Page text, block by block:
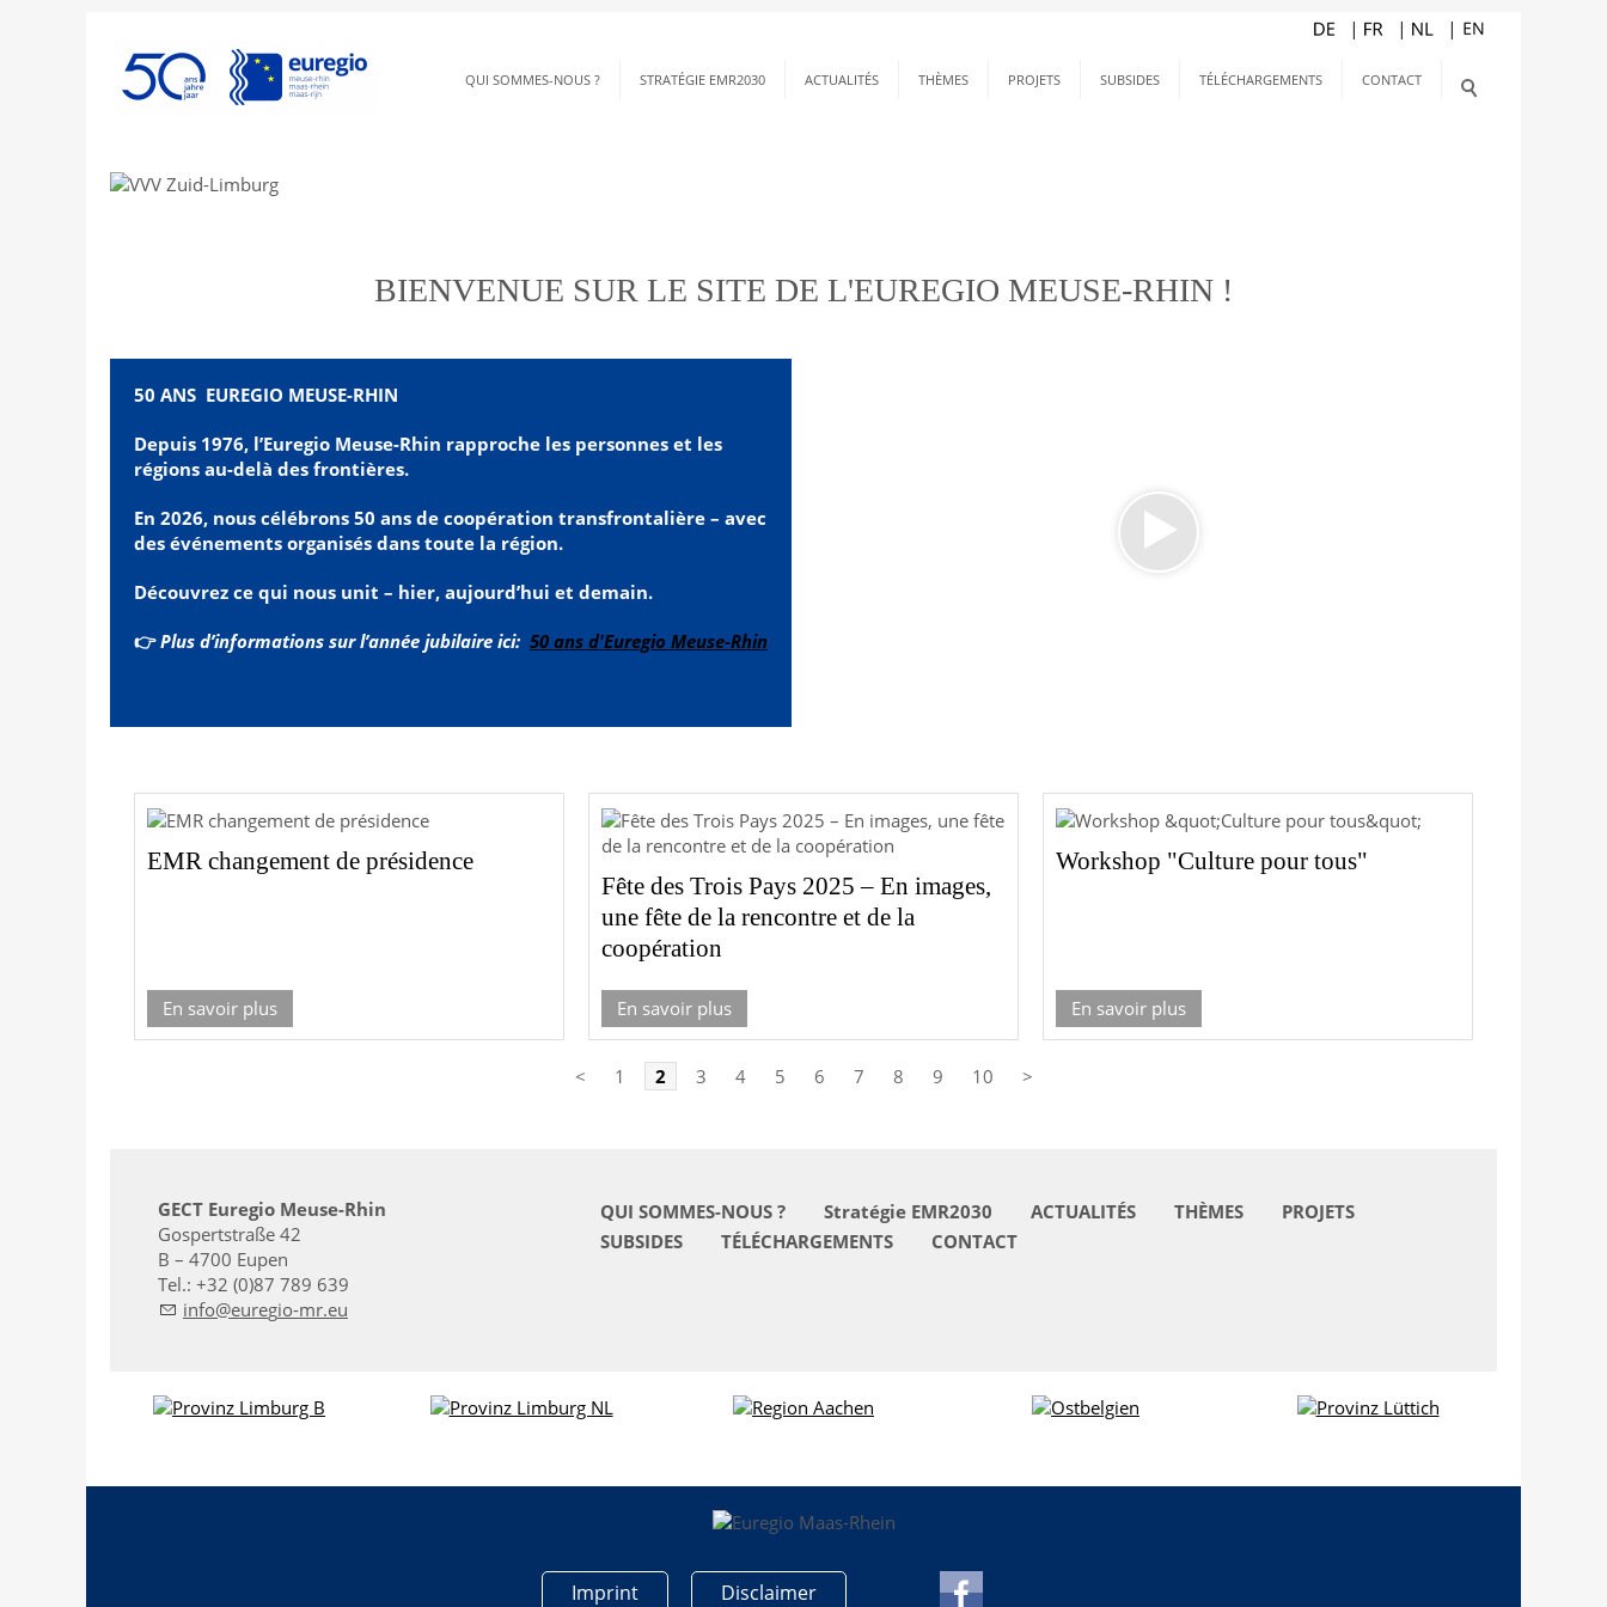
QUI SOMMES-NOUS ? STRATÉGIE EMR2030 ACTUALITÉS THÈMES PROJETS SUBSIDES TÉLÉCHARGEMENTS CONTACT
BIENVENUE SUR LE SITE DE L'EUREGIO MEUSE-RHIN !
50 ANS EUREGIO MEUSE-RHIN
Depuis 1976, l’Euregio Meuse-Rhin rapproche les personnes et les
régions au-delà des frontières.
En 2026, nous célébrons 50 ans de coopération transfrontalière – avec
des événements organisés dans toute la région.
Découvrez ce qui nous unit – hier, aujourd’hui et demain.
👉Plus d’informations sur l’année jubilaire ici: 50 ans d'Euregio Meuse-Rhin
EMR changement de présidence
En savoir plus
Fête des Trois Pays 2025 – En images,
une fête de la rencontre et de la
coopération
En savoir plus
Workshop "Culture pour tous"
En savoir plus
< 1 2 3 4 5 6 7 8 9 10 >
GECT Euregio Meuse-Rhin
Gospertstraße 42
B – 4700 Eupen
Tel.: +32 (0)87 789 639
nf
r g -mr
QUI SOMMES-NOUS ? Stratégie EMR2030 ACTUALITÉS THÈMES
PROJETS
SUBSIDES
TÉLÉCHARGEMENTS CONTACT
Imprint Disclaimer